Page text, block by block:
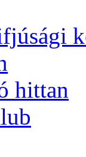
hittan